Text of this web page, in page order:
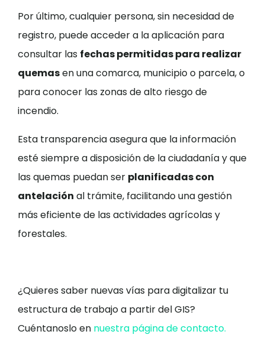
Por último, cualquier persona, sin necesidad de
registro, puede acceder a la aplicación para
consultar las fechas permitidas para realizar
quemasen una comarca, municipio o parcela, o
para conocer las zonas de alto riesgo de
incendio.
Esta transparencia asegura que la información
esté siempre a disposición de la ciudadanía y que
las quemas puedan ser planificadas con
antelación al trámite, facilitando una gestión
más eficiente de las actividades agrícolas y
forestales.
¿Quieres saber nuevas vías para digitalizar tu
estructura de trabajo a partir del GIS?
Cuéntanoslo en nuestra página de contacto.